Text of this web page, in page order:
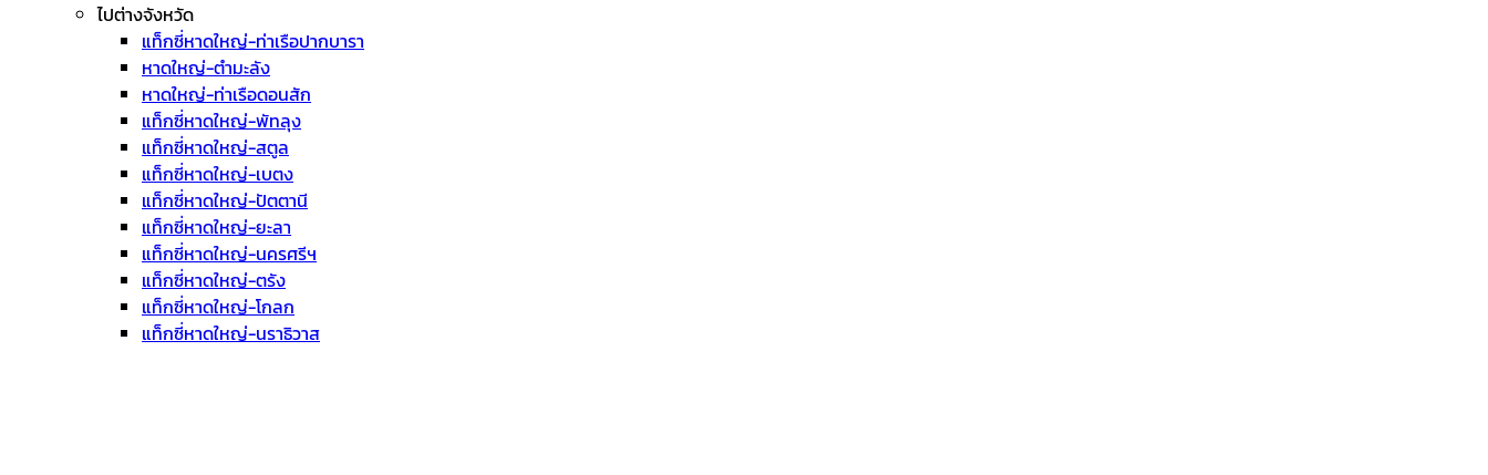
ไปต่างจังหวัด
แท็กซี่หาดใหญ่-ท่าเรือปากบารา
หาดใหญ่-ตำมะลัง
หาดใหญ่-ท่าเรือดอนสัก
แท็กซี่หาดใหญ่-พัทลุง
แท็กซี่หาดใหญ่-สตูล
แท็กซี่หาดใหญ่-เบตง
แท็กซี่หาดใหญ่-ปัตตานี
แท็กซี่หาดใหญ่-ยะลา
แท็กซี่หาดใหญ่-นครศรีฯ
แท็กซี่หาดใหญ่-ตรัง
แท็กซี่หาดใหญ่-โกลก
แท็กซี่หาดใหญ่-นราธิวาส